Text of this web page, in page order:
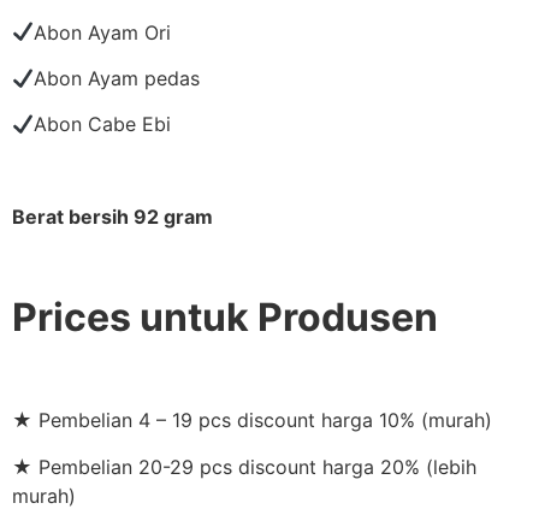
Abon Ayam Ori
Abon Ayam pedas
Abon Cabe Ebi
Berat bersih 92 gram
Prices untuk Produsen
★ Pembelian 4 – 19 pcs discount harga 10% (murah)
★ Pembelian 20-29 pcs discount harga 20% (lebih
murah)